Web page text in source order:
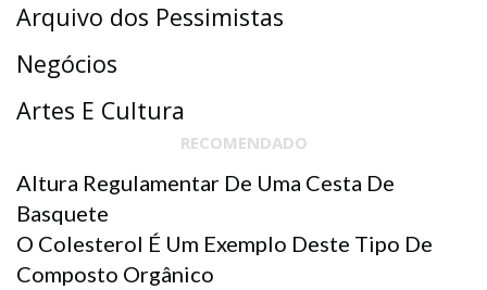
Arquivo dos Pessimistas
Negócios
Artes E Cultura
RECOMENDADO
Altura Regulamentar De Uma Cesta De
Basquete
O Colesterol É Um Exemplo Deste Tipo De
Composto Orgânico